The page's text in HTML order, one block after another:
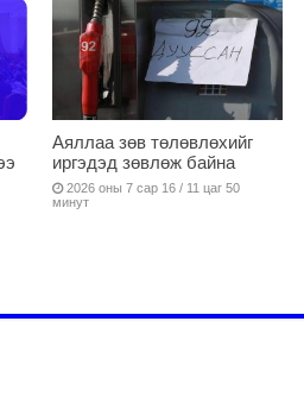
Аяллаа зөв төлөвлөхийг
иргэдэд зөвлөж байна
2026 оны 7 сар 16 / 11 цаг 50
минут